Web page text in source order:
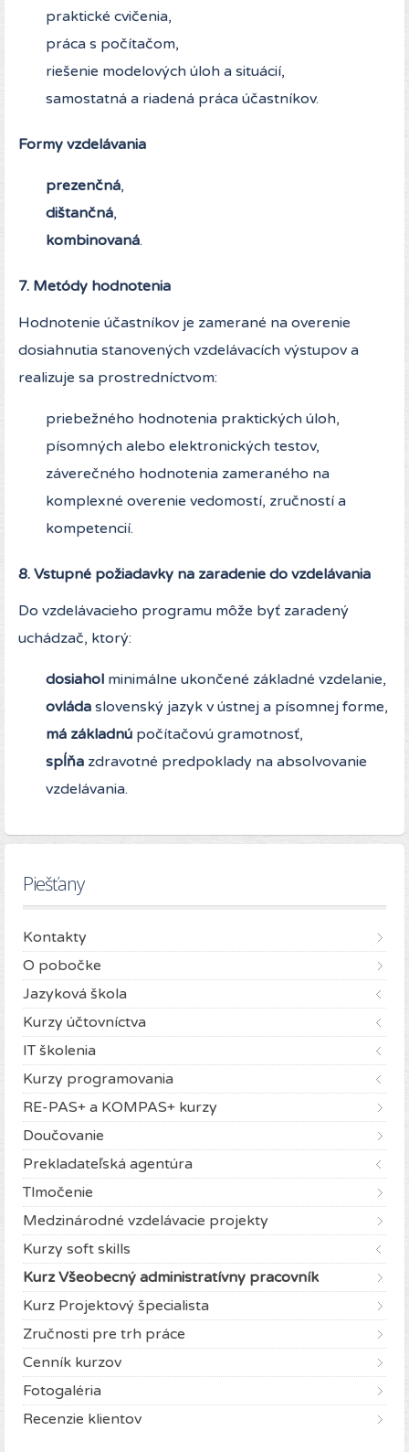
praktické cvičenia,
práca s počítačom,
riešenie modelových úloh a situácií,
samostatná a riadená práca účastníkov.
Formy vzdelávania
prezenčná,
dištančná,
kombinovaná.
7. Metódy hodnotenia
Hodnotenie účastníkov je zamerané na overenie
dosiahnutia stanovených vzdelávacích výstupov a
realizuje sa prostredníctvom:
priebežného hodnotenia praktických úloh,
písomných alebo elektronických testov,
záverečného hodnotenia zameraného na
komplexné overenie vedomostí, zručností a
kompetencií.
8. Vstupné požiadavky na zaradenie do vzdelávania
Do vzdelávacieho programu môže byť zaradený
uchádzač, ktorý:
dosiahol minimálne ukončené základné vzdelanie,
ovláda slovenský jazyk v ústnej a písomnej forme,
má základnú počítačovú gramotnosť,
spĺňa zdravotné predpoklady na absolvovanie
vzdelávania.
Piešťany
Kontakty
O pobočke
Jazyková škola
Kurzy účtovníctva
IT školenia
Kurzy programovania
RE-PAS+ a KOMPAS+ kurzy
Doučovanie
Prekladateľská agentúra
Tlmočenie
Medzinárodné vzdelávacie projekty
Kurzy soft skills
Kurz Všeobecný administratívny pracovník
Kurz Projektový špecialista
Zručnosti pre trh práce
Cenník kurzov
Fotogaléria
Recenzie klientov